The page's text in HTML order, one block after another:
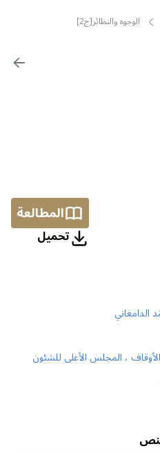
الوجوه والنظائر[ج2]
المطالعة
تحمیل
الدامغاني
، المجلس الأعلى للشئون